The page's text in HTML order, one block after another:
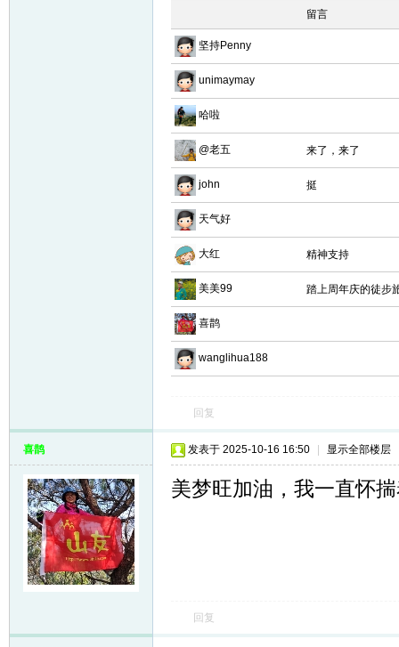
留言
坚持Penny
unimaymay
哈啦
@老五 来了，来了
john 挺
天气好
大红 精神支持
美美99 踏上周年庆的徒步
喜鹊
wanglihua188
回复
喜鹊 发表于 2025-10-16 16:50 显示全部楼层
美梦旺加油，我一直怀
回复